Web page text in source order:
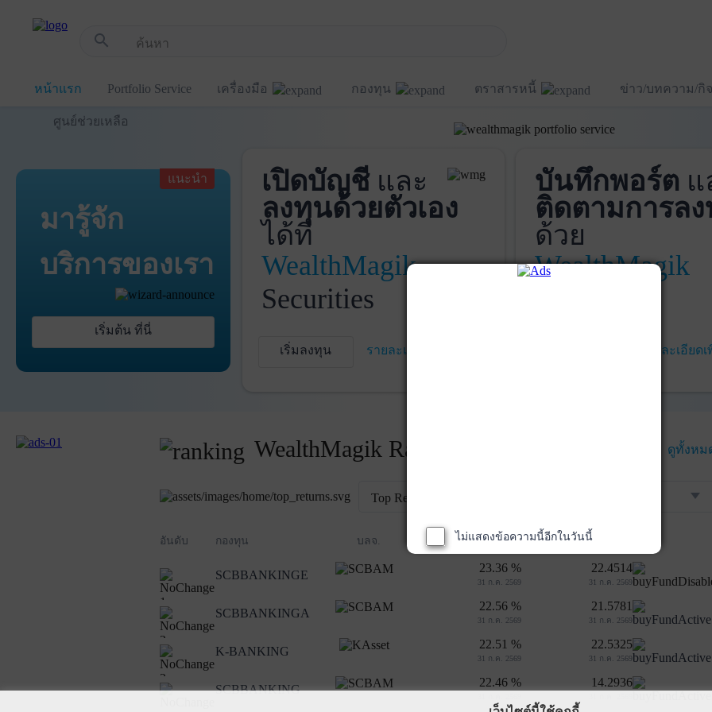
search
หน้าแรก Portfolio Service เครื่องมือ กองทุน ตราสารหนี้ ข่าว/บทความ/กิ
ศูนย์ช่วยเหลือ
แนะนำ
มารู้จัก
บริการของเรา
เริ่มต้น ที่นี่
เปิดบัญชีและ
ลงทุนด้วยตัวเอง
ได้ที่
WealthMagik
Securities
เริ่มลงทุน รายละเอียดเพิ่มเติม
บันทึกพอร์ต แ
ติดตามการล
ด้วย
WealthMagik
รายละเอียด
WealthMagik Rankings ดูทั้งหม
Top Returns
อันดับ กองทุน บลจ. ผลตอบแทน 3 ปี
1
SCBBANKINGE
23.36 %
31 ก.ค. 2569
22.4514
31 ก.ค. 2569
2
SCBBANKINGA
22.56 %
31 ก.ค. 2569
21.5781
31 ก.ค. 2569
3
K-BANKING
22.51 %
31 ก.ค. 2569
22.5325
31 ก.ค. 2569
SCBBANKING
22.46 % 14.2936
ไม่แสดงข้อความนี้อีกในวันนี้